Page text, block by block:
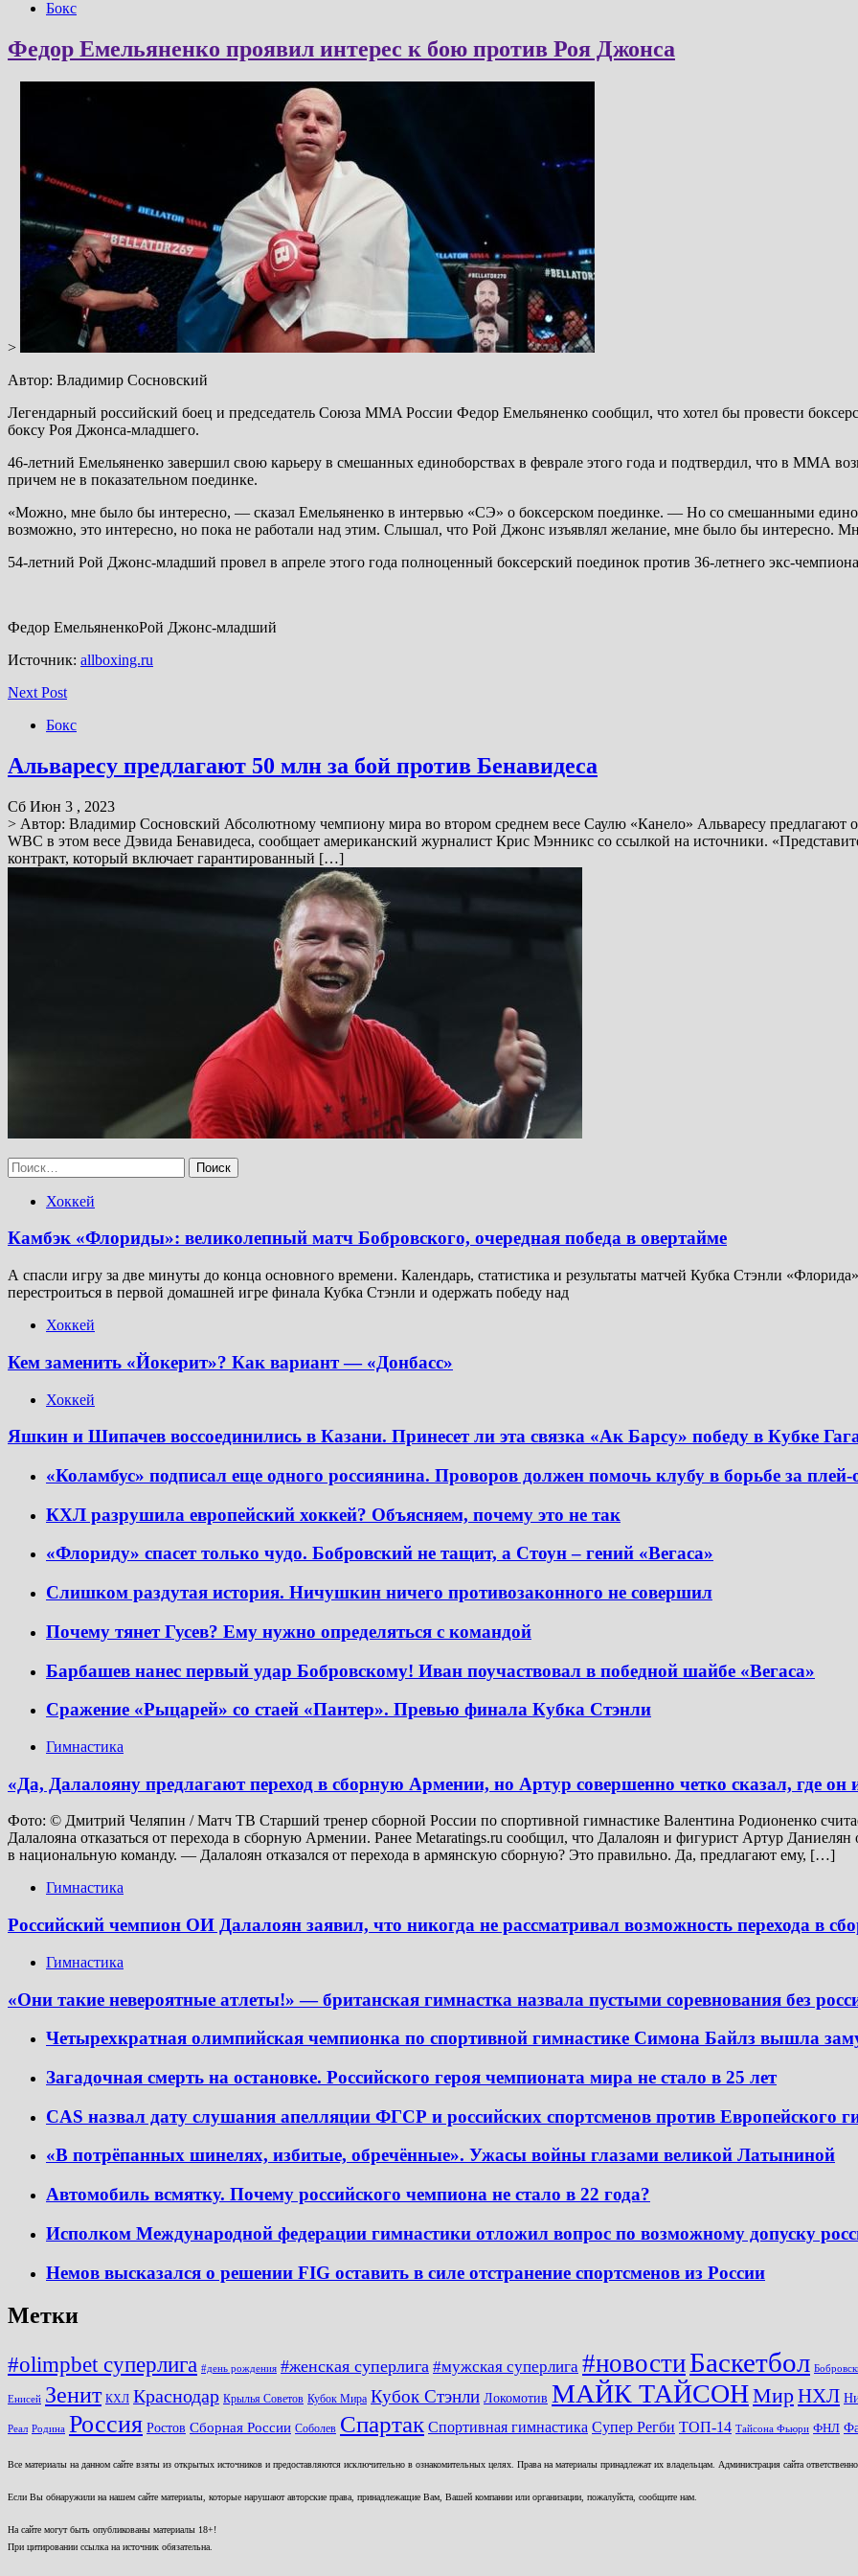
Бокс
Федор Емельяненко проявил интерес к бою против Роя Джонса
>
Автор: Владимир Сосновский
Легендарный российский боец и председатель Союза MMA России Федор Емельяненко сообщил, что хотел бы провести
боксу Роя Джонса-младшего.
46-летний Емельяненко завершил свою карьеру в смешанных единоборствах в феврале этого года и подтвердил, что в ММА
причем не в показательном поединке.
«Можно, мне было бы интересно, — сказал Емельяненко в интервью «СЭ» о боксерском поединке. — Но со смешанными
возможно, это интересно, но пока не работали над этим. Слышал, что Рой Джонс изъявлял желание, мне было бы интересно.
54-летний Рой Джонс-младший провел в апреле этого года полноценный боксерский поединок против 36-летнего экс-
Федор ЕмельяненкоРой Джонс-младший
Источник: allboxing.ru
Next Post
Бокс
Альваресу предлагают 50 млн за бой против Бенавидеса
Сб Июн 3 , 2023
> Автор: Владимир Сосновский Абсолютному чемпиону мира во втором среднем весе Саулю «Канело» Альваресу предлагают
WBC в этом весе Дэвида Бенавидеса, сообщает американский журналист Крис Мэнникс со ссылкой на источники.
контракт, который включает гарантированный […]
Найти:
Хоккей
Камбэк «Флориды»: великолепный матч Бобровского, очередная победа в овертайме
А спасли игру за две минуты до конца основного времени. Календарь, статистика и результаты матчей Кубка Стэнли
перестроиться в первой домашней игре финала Кубка Стэнли и одержать победу над
Хоккей
Кем заменить «Йокерит»? Как вариант — «Донбасс»
Хоккей
Яшкин и Шипачев воссоединились в Казани. Принесет ли эта связка «Ак Барсу» победу в Кубке
«Коламбус» подписал еще одного россиянина. Проворов должен помочь клубу в борьбе за
КХЛ разрушила европейский хоккей? Объясняем, почему это не так
«Флориду» спасет только чудо. Бобровский не тащит, а Стоун – гений «Вегаса»
Слишком раздутая история. Ничушкин ничего противозаконного не совершил
Почему тянет Гусев? Ему нужно определяться с командой
Барбашев нанес первый удар Бобровскому! Иван поучаствовал в победной шайбе «Вегаса»
Сражение «Рыцарей» со стаей «Пантер». Превью финала Кубка Стэнли
Гимнастика
«Да, Далалояну предлагают переход в сборную Армении, но Артур совершенно четко сказал, где он
Фото: © Дмитрий Челяпин / Матч ТВ Старший тренер сборной России по спортивной гимнастике Валентина Родионенко
Далалояна отказаться от перехода в сборную Армении. Ранее Metaratings.ru сообщил, что Далалоян и фигурист Артур
в национальную команду. — Далалоян отказался от перехода в армянскую сборную? Это правильно. Да, предлагают ему, […]
Гимнастика
Российский чемпион ОИ Далалоян заявил, что никогда не рассматривал возможность перехода в
Гимнастика
«Они такие невероятные атлеты!» — британская гимнастка назвала пустыми соревнования без
Четырехкратная олимпийская чемпионка по спортивной гимнастике Симона Байлз вышла
Загадочная смерть на остановке. Российского героя чемпионата мира не стало в 25 лет
CAS назвал дату слушания апелляции ФГСР и российских спортсменов против Европейского
«В потрёпанных шинелях, избитые, обречённые». Ужасы войны глазами великой Латыниной
Автомобиль всмятку. Почему российского чемпиона не стало в 22 года?
Исполком Международной федерации гимнастики отложил вопрос по возможному допуску
Немов высказался о решении FIG оставить в силе отстранение спортсменов из России
Метки
#olimpbet суперлига #день рождения #женская суперлига #мужская суперлига #новостиБаскетбол
Енисей Зенит КХЛ Краснодар Крылья Советов Кубок Мира Кубок Стэнли Локомотив МАЙК ТАЙСОНМирНХЛ
Реал Родина Россия Ростов Сборная России Соболев Спартак Спортивная гимнастика Супер Регби ТОП-14 Тайсона Фьюри ФНЛ
Все материалы на данном сайте взяты из открытых источников и предоставляются исключительно в ознакомительных целях. Права на материалы принадлежат их владельцам. Администрация сайта
Если Вы обнаружили на нашем сайте материалы, которые нарушают авторские права, принадлежащие Вам, Вашей компании или организации, пожалуйста, сообщите нам.
На сайте могут быть опубликованы материалы 18+!
При цитировании ссылка на источник обязательна.